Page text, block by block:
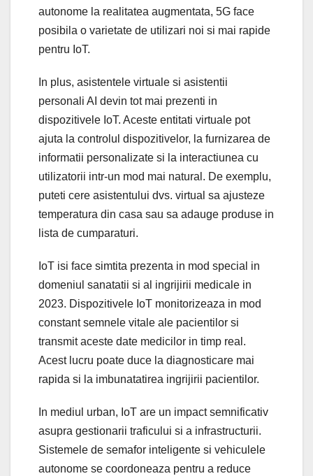
autonome la realitatea augmentata, 5G face
posibila o varietate de utilizari noi si mai rapide
pentru IoT.
In plus, asistentele virtuale si asistentii
personali AI devin tot mai prezenti in
dispozitivele IoT. Aceste entitati virtuale pot
ajuta la controlul dispozitivelor, la furnizarea de
informatii personalizate si la interactiunea cu
utilizatorii intr-un mod mai natural. De exemplu,
puteti cere asistentului dvs. virtual sa ajusteze
temperatura din casa sau sa adauge produse in
lista de cumparaturi.
IoT isi face simtita prezenta in mod special in
domeniul sanatatii si al ingrijirii medicale in
2023. Dispozitivele IoT monitorizeaza in mod
constant semnele vitale ale pacientilor si
transmit aceste date medicilor in timp real.
Acest lucru poate duce la diagnosticare mai
rapida si la imbunatatirea ingrijirii pacientilor.
In mediul urban, IoT are un impact semnificativ
asupra gestionarii traficului si a infrastructurii.
Sistemele de semafor inteligente si vehiculele
autonome se coordoneaza pentru a reduce